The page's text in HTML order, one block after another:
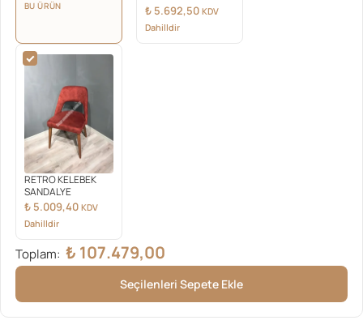
BU ÜRÜN ₺ 5.692,50 KDV
Dahilldir
RETRO KELEBEK
SANDALYE
₺ 5.009,40 KDV
Dahilldir
Toplam: ₺ 107.479,00
Seçilenleri Sepete Ekle